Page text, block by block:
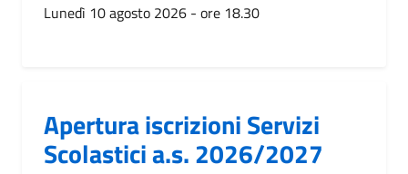
Lunedì 10 agosto 2026 - ore 18.30
Apertura iscrizioni Servizi
Scolastici a.s. 2026/2027